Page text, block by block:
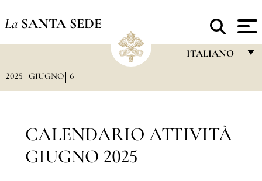
La SANTA SEDE
ITALIANO
2025 GIUGNO 6
CALENDARIO ATTIVITÀ
GIUGNO 2025